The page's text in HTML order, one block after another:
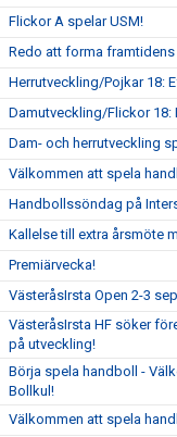
Flickor A spelar USM!
Redo att forma
Herrutveckling/Pojkar 18:
Damutveckling/Flickor 18:
Dam- och herrutveckling
Välkommen att spela
Handbollssöndag på
Kallelse till extra årsmöte
Premiärvecka!
VästeråsIrsta Open 2-3
VästeråsIrsta HF söker
på utveckling!
Börja spela handboll -
Bollkul!
Välkommen att spela